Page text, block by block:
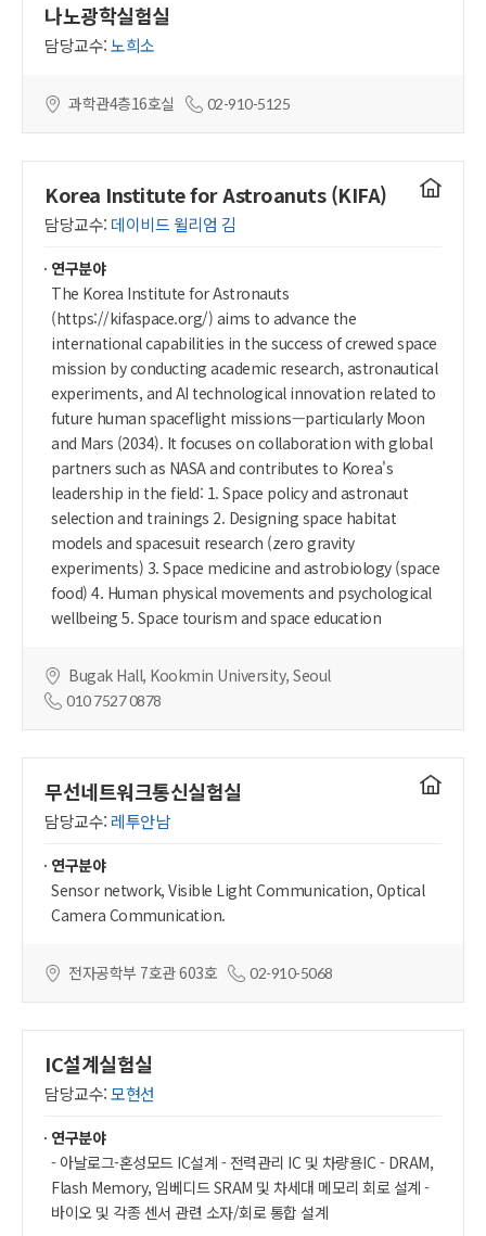
나노광학실험실
담당교수:노희소
과학관4층16호실 02-910-5125
Korea Institute for Astroanuts (KIFA)
담당교수: 데이비드 윌리엄 김
연구실
연구분야
The Korea Institute for Astronauts
(https://kifaspace.org/) aims to advance the
international capabilities in the success of crewed space
mission by conducting academic research, astronautical
experiments, and AI technological innovation related to
future human spaceflight missions—particularly Moon
and Mars (2034). It focuses on collaboration with global
partners such as NASA and contributes to Korea's
leadership in the field: 1. Space policy and astronaut
selection and trainings 2. Designing space habitat
models and spacesuit research (zero gravity
experiments) 3. Space medicine and astrobiology (space
food) 4. Human physical movements and psychological
wellbeing 5. Space tourism and space education
Bugak Hall, Kookmin University, Seoul
010 7527 0878
무선네트워크통신실험실
담당교수: 레투안남
연구실
연구분야
Sensor network, Visible Light Communication, Optical
Camera Communication.
전자공학부 7호관 603호 02-910-5068
IC설계실험실
담당교수:모현선
연구분야
- 아날로그-혼성모드 IC설계 - 전력관리 IC 및 차량용IC - DRAM,
Flash Memory, 임베디드 SRAM 및 차세대 메모리 회로 설계 -
바이오 및 각종 센서 관련 소자/회로 통합 설계